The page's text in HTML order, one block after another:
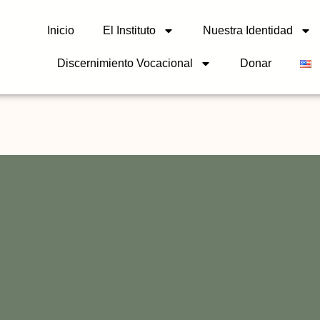
Inicio El Instituto Nuestra Identidad
Discernimiento Vocacional Donar